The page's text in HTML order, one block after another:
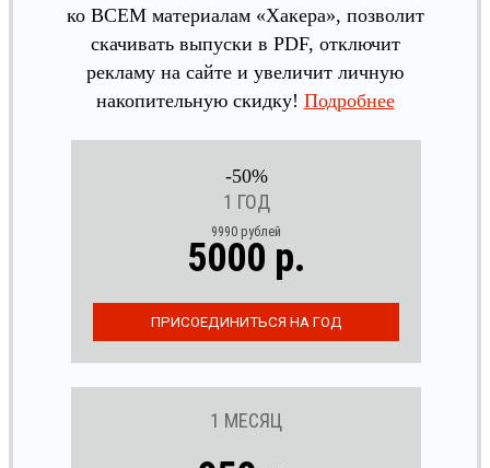
ко ВСЕМ материалам «Хакера», позволит
скачивать выпуски в PDF, отключит
рекламу на сайте и увеличит личную
накопительную скидку! Подробнее
-50%
1 ГОД
9990 рублей
5000 р.
1 МЕСЯЦ